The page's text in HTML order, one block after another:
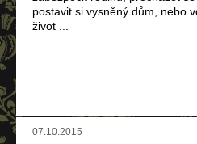
postavit si vysněný dům, nebo
život ...
07.10.2015